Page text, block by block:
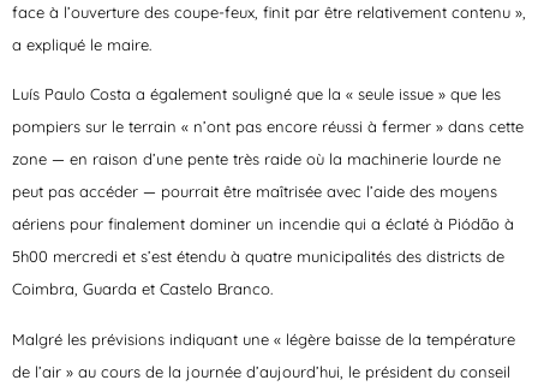
face à l’ouverture des coupe-feux, finit par être relativement contenu »,
a expliqué le maire.
Luís Paulo Costa a également souligné que la « seule issue » que les
pompiers sur le terrain « n’ont pas encore réussi à fermer » dans cette
zone — en raison d’une pente très raide où la machinerie lourde ne
peut pas accéder — pourrait être maîtrisée avec l’aide des moyens
aériens pour finalement dominer un incendie qui a éclaté à Piódão à
5h00 mercredi et s’est étendu à quatre municipalités des districts de
Coimbra, Guarda et Castelo Branco.
Malgré les prévisions indiquant une « légère baisse de la température
de l’air » au cours de la journée d’aujourd’hui, le président du conseil